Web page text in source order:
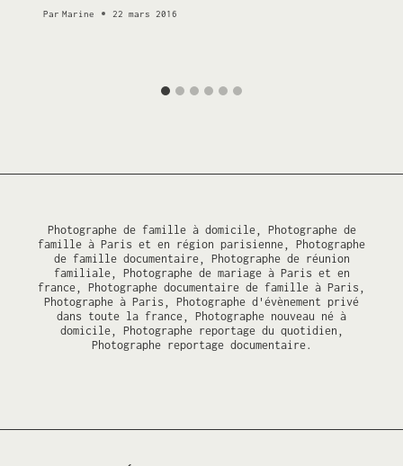
Par Marine 22 mars 2016
Photographe de famille à domicile, Photographe de
famille à Paris et en région parisienne, Photographe
de famille documentaire, Photographe de réunion
familiale, Photographe de mariage à Paris et en
france, Photographe documentaire de famille à Paris,
Photographe à Paris, Photographe d'évènement privé
dans toute la france, Photographe nouveau né à
domicile, Photographe reportage du quotidien,
Photographe reportage documentaire.